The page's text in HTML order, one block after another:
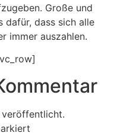
Große und
dafür, dass sich alle
immer auszahlen.